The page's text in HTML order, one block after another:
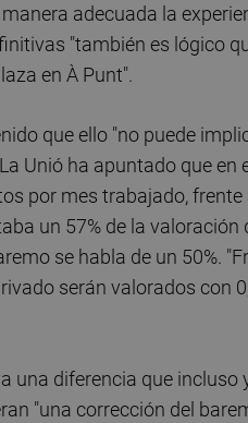
adecuada la
"también es lógico
en À Punt".
que ello "no puede
Unió ha apuntado que
por mes trabajado,
un 57% de la
se habla de un 50%.
serán valorados con
una diferencia que
"una corrección del